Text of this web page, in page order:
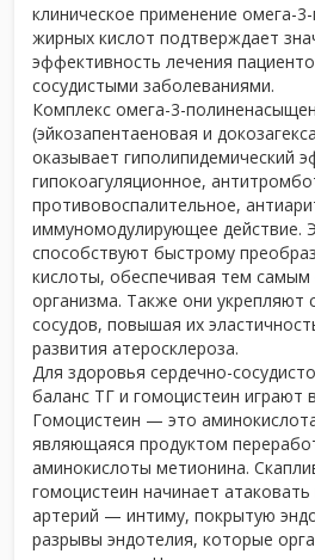
клиническое применение омега-
жирных кислот подтверждает
эффективность лечения
сосудистыми заболеваниями.
Комплекс омега-3-
(эйкозапентаеновая и
оказывает гиполипидемический
гипокоагуляционное,
противовоспалительное,
иммуномодулирующее действие.
способствуют быстрому
кислоты, обеспечивая тем самым
организма. Также они укрепляют
сосудов, повышая их
развития атеросклероза.
Для здоровья сердечно-
баланс ТГ и гомоцистеин играют
Гомоцистеин — это
являющаяся продуктом
аминокислоты метионина.
гомоцистеин начинает
артерий — интиму, покрытую
разрывы эндотелия, которые